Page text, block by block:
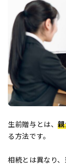
生前贈与とは、
る方法です。
相続とは異なり